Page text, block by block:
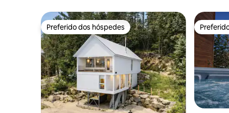
Preferido dos hóspedes
Preferido dos hóspedes